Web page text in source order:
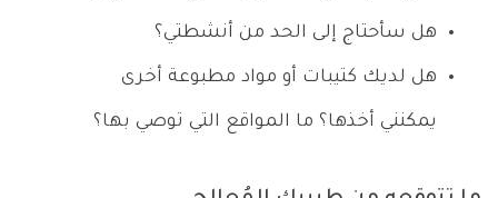
هل سأحتاج إلى الحد من أنشطتي؟
هل لديك كتيبات أو مواد مطبوعة أخرى
يمكنني أخذها؟ ما المواقع التي توصي بها؟